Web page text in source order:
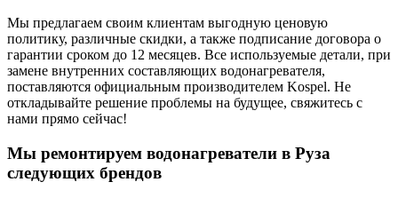
Мы предлагаем своим клиентам выгодную ценовую
политику, различные скидки, а также подписание договора о
гарантии сроком до 12 месяцев. Все используемые детали, при
замене внутренних составляющих водонагревателя,
поставляются официальным производителем Kospel. Не
откладывайте решение проблемы на будущее, свяжитесь с
нами прямо сейчас!
Мы ремонтируем водонагреватели в Руза
следующих брендов